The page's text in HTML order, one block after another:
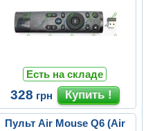
Есть на складе
328 грн
Пульт Air Mouse Q6 (Air